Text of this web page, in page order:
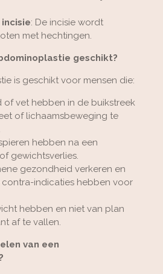
: De incisie wordt
met hechtingen.
geschikt?
is geschikt voor mensen die:
of vet hebben in de buikstreek
of lichaamsbeweging te
hebben na een
gewichtsverlies.
gezondheid verkeren en
indicaties hebben voor
hebben en niet van plan
af te vallen.
van een